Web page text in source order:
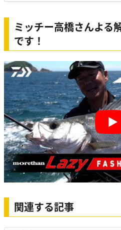
ミッチー高橋さんよる
です！
関連する記事